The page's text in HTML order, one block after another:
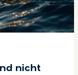
nicht